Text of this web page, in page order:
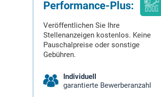
Performance-Plus:
Veröffentlichen Sie Ihre
Stellenanzeigen kostenlos. Keine
Pauschalpreise oder sonstige
Gebühren.
Individuell
garantierte Bewerberanzahl